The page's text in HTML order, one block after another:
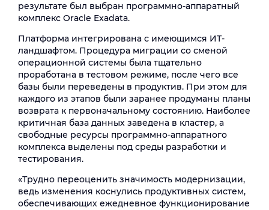
результате был выбран программно-аппаратный
комплекс Oracle Exadata.
Платформа интегрирована с имеющимся ИТ-
ландшафтом. Процедура миграции со сменой
операционной системы была тщательно
проработана в тестовом режиме, после чего все
базы были переведены в продуктив. При этом для
каждого из этапов были заранее продуманы планы
возврата к первоначальному состоянию. Наиболее
критичная база данных заведена в кластер, а
свободные ресурсы программно-аппаратного
комплекса выделены под среды разработки и
тестирования.
«Трудно переоценить значимость модернизации,
ведь изменения коснулись продуктивных систем,
обеспечивающих ежедневное функционирование